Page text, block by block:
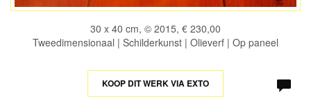
30 x 40 cm, © 2015, € 230,00
Tweedimensionaal | Schilderkunst | Olieverf | Op paneel
KOOP DIT WERK VIA EXTO